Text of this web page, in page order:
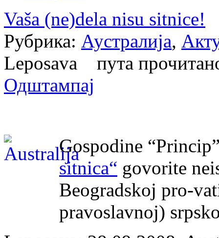
Vaša (ne)dela nisu sitnice!
Рубрика: Аустралија,
Leposava пута
Одштампај
Gospodine
sitnica“ govorite
Beogradskoj pro-
pravoslavnoj)